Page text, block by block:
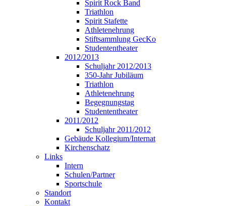
Spirit Rock Band
Triathlon
Spirit Stafette
Athletenehrung
Stiftsammlung GecKo
Studententheater
2012/2013
Schuljahr 2012/2013
350-Jahr Jubiläum
Triathlon
Athletenehrung
Begegnungstag
Studententheater
2011/2012
Schuljahr 2011/2012
Gebäude Kollegium/Internat
Kirchenschatz
Links
Intern
Schulen/Partner
Sportschule
Standort
Kontakt